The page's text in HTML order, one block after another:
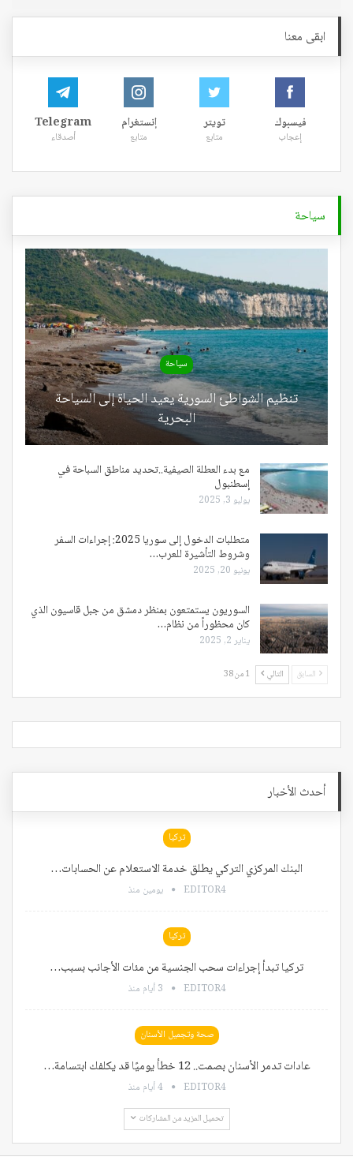
ابقى معنا
فيسبوك
إعجاب
تويتر
متابع
إنستغرام
متابع
Telegram
أصدقاء
سياحة
سياحة
تنظيم الشواطئ السورية يعيد الحياة إلى السياحة
البحرية
مع بدء العطلة الصيفية..تحديد مناطق السباحة في
إسطنبول
يوليو 3, 2025
متطلبات الدخول إلى سوريا 2025: إجراءات السفر
وشروط التأشيرة للعرب…
يونيو 20, 2025
السوريون يستمتعون بمنظر دمشق من جبل قاسيون الذي
كان محظوراً من نظام…
يناير 2, 2025
السابق التالي 1 من 38
أحدث الأخبار
تركيا
البنك المركزي التركي يطلق خدمة الاستعلام عن الحسابات…
EDITOR4 يومين منذ
تركيا
تركيا تبدأ إجراءات سحب الجنسية من مئات الأجانب بسبب…
EDITOR4 3 أيام منذ
صحة وتجميل الأسنان
عادات تدمر الأسنان بصمت.. 12 خطأ يوميًا قد يكلفك ابتسامة…
EDITOR4 4 أيام منذ
تحميل المزيد من المشاركات